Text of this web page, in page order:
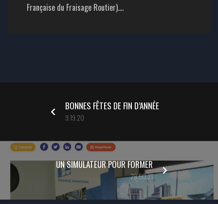
Française du Fraisage Routier)....
BONNES FÊTES DE FIN D’ANNÉE
9.19.20
UN SIMULATEUR POUR FORMER
28.50.21